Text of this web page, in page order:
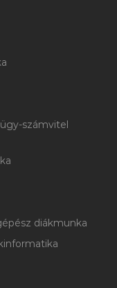
számvitel
diákmunka